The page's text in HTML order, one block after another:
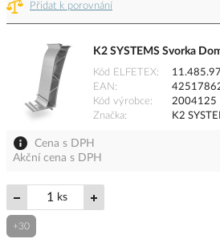
Přidat k porovnání
K2 SYSTEMS Svorka
Kód ELFETEX
EAN
Kód výrobce
2004125
Značka
K2
Cena s DPH
Akční cena s DPH
ks
+30